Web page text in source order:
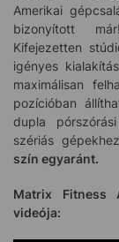
Amerikai
bizonyított
Kifejezetten
igényes
maximálisan
pozícióban
dupla
szériás gépekhez
szín egyaránt.
Matrix Fitness
videója: